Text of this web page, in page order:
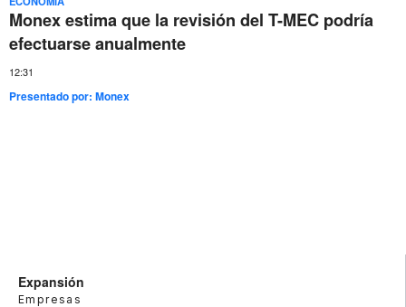
Monex estima que la revisión del T-MEC podría
efectuarse anualmente
12:31
Presentado por:Monex
Expansión
Empresas